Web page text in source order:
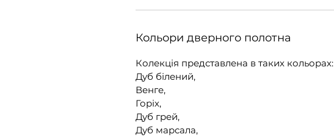
Кольори дверного полотна
Колекція представлена в таких кольорах:
Дуб білений,
Венге,
Горіх,
Дуб грей,
Дуб марсала,